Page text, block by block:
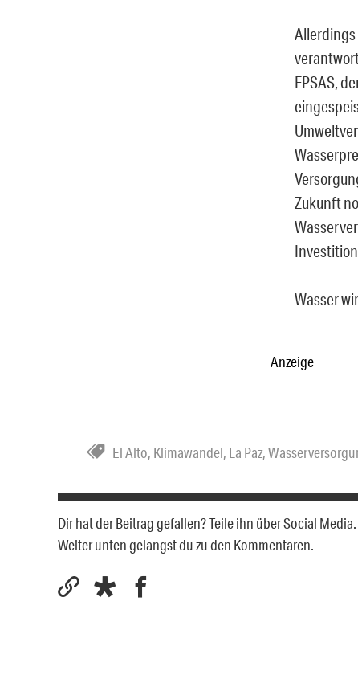
Allerdings
EPSAS,
Zukunft
Wasser
Anzeige
El Alto, Klimawandel, La Paz,
Dir hat der Beitrag gefallen? Teile ihn über Social
Weiter unten gelangst du zu den Kommentaren.